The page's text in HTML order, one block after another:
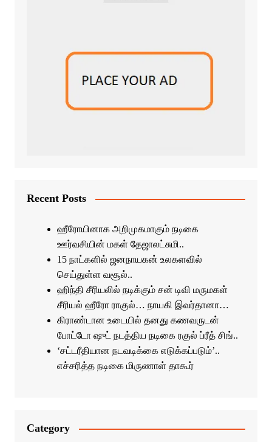
Recent Posts
ஹீரோயினாக அறிமுகமாகும் நடிகை
ஊர்வசியின் மகள் தேஜாலட்சுமி..
15 நாட்களில் ஜனநாயகன் உலகளவில்
செய்துள்ள வசூல்..
ஹிந்தி சீரியலில் நடிக்கும் சன் டிவி மருமகள்
சீரியல் ஹீரோ ராகுல்… நாயகி இவர்தானா…
கிராண்டான உடையில் தனது கணவருடன்
போட்டோ ஷுட் நடத்திய நடிகை ரகுல் ப்ரீத் சிங்..
‘சட்டரீதியான நடவடிக்கை எடுக்கப்படும்’..
எச்சரித்த நடிகை மிருணாள் தாகூர்
Category